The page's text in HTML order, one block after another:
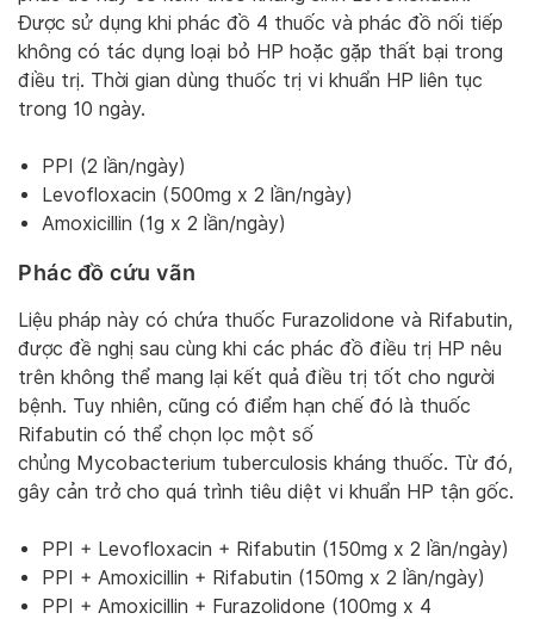
Được sử dụng khi phác đồ 4 thuốc và phác đồ nối tiếp
không có tác dụng loại bỏ HP hoặc gặp thất bại trong
điều trị. Thời gian dùng thuốc trị vi khuẩn HP liên tục
trong 10 ngày.
PPI (2 lần/ngày)
Levofloxacin (500mg x 2 lần/ngày)
Amoxicillin (1g x 2 lần/ngày)
Phác đồ cứu vãn
Liệu pháp này có chứa thuốc Furazolidone và Rifabutin,
được đề nghị sau cùng khi các phác đồ điều trị HP nêu
trên không thể mang lại kết quả điều trị tốt cho người
bệnh. Tuy nhiên, cũng có điểm hạn chế đó là thuốc
Rifabutin có thể chọn lọc một số
chủng Mycobacterium tuberculosis kháng thuốc. Từ đó,
gây cản trở cho quá trình tiêu diệt vi khuẩn HP tận gốc.
PPI + Levofloxacin + Rifabutin (150mg x 2 lần/ngày)
PPI + Amoxicillin + Rifabutin (150mg x 2 lần/ngày)
PPI + Amoxicillin + Furazolidone (100mg x 4